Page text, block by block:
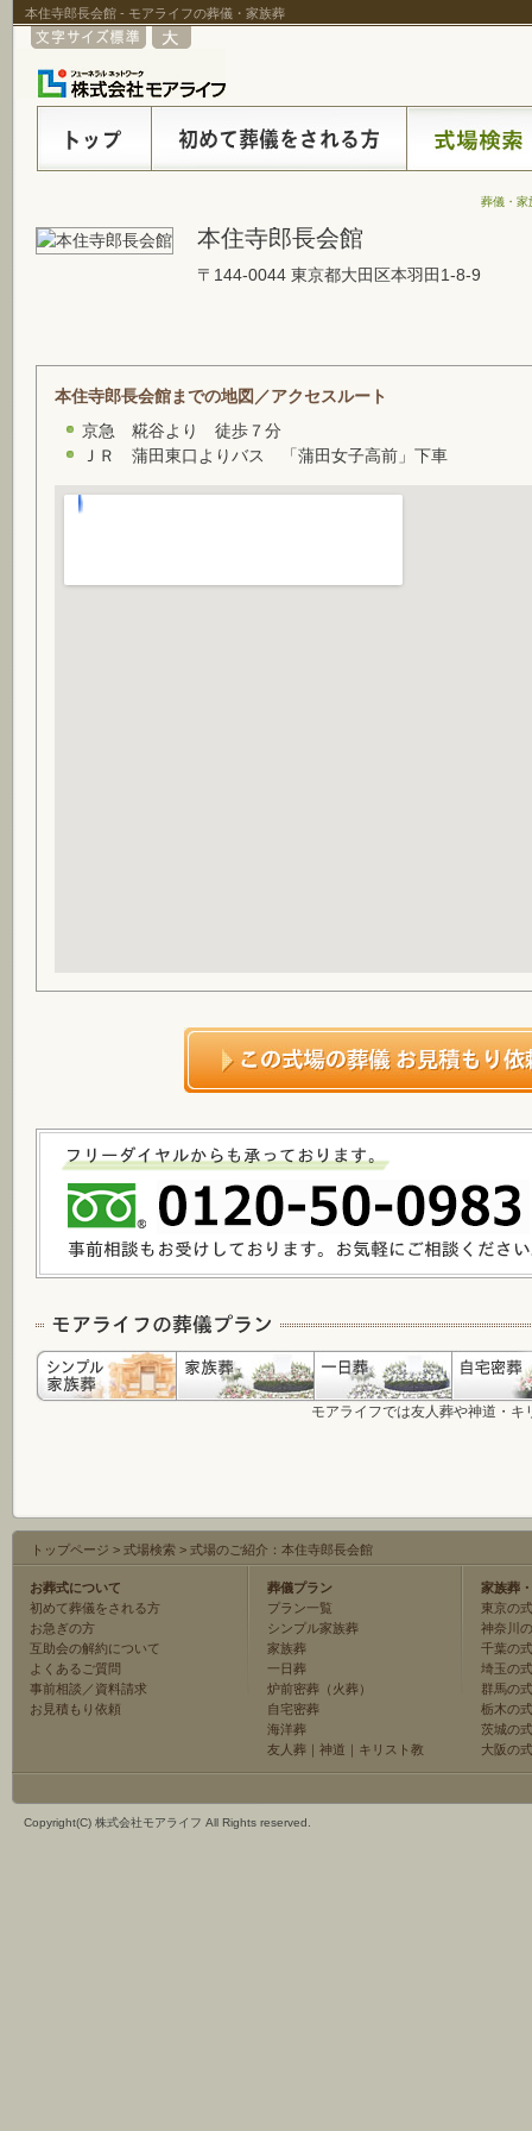
本住寺郎長会館 - モアライフの葬儀・家族葬
葬儀・家
本住寺郎長会館
〒144-0044 東京都大田区本羽田1-8-9
本住寺郎長会館までの地図／アクセスルート
京急 糀谷より 徒歩７分
ＪＲ 蒲田東口よりバス 「蒲田女子高前」下車
モアライフでは友人葬や神道・
トップページ > 式場検索 > 式場のご紹介：本住寺郎長会館
お葬式について
初めて葬儀をされる方
お急ぎの方
互助会の解約について
よくあるご質問
事前相談／資料請求
お見積もり依頼
葬儀プラン
プラン一覧
シンプル家族葬
家族葬
一日葬
炉前密葬（火葬）
自宅密葬
海洋葬
友人葬 ｜ 神道 ｜ キリスト教
家族葬
東京の
神奈川
千葉の
埼玉の
群馬の
栃木の
茨城の
大阪の
Copyright(C) 株式会社モアライフ All Rights reserved.